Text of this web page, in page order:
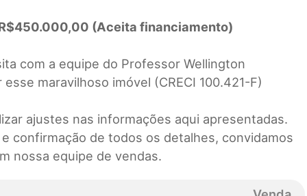
R$450.000,00 (Aceita financiamento)
com a equipe do Professor Wellington
maravilhoso imóvel (CRECI 100.421-F)
ajustes nas informações aqui apresentadas.
confirmação de todos os detalhes, convidamos
nossa equipe de vendas.